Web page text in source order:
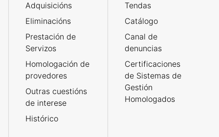
Adquisicións
Eliminacións
Prestación de
Servizos
Homologación de
provedores
Outras cuestións
de interese
Histórico
Tendas
Catálogo
Canal de
denuncias
Certificaciones
de Sistemas de
Gestión
Homologados